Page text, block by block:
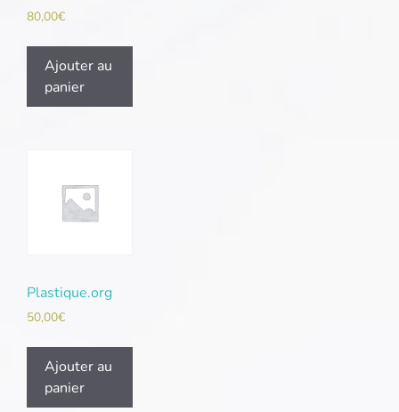
80,00€
Ajouter au
panier
Plastique.org
50,00€
Ajouter au
panier